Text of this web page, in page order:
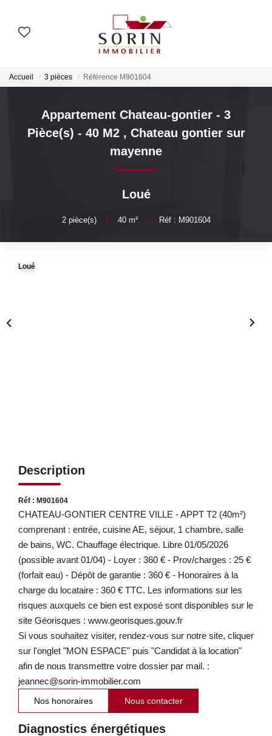
Nos Agences
Notre Histoire
ESTIMER
Accueil 3 pièces Référence M901604
Appartement Chateau-gontier - 3
Pièce(s) - 40 M2 , Chateau gontier sur
mayenne
Loué
2pièce(s) • 40m² • Réf : M901604
Loué
Description
Réf : M901604
CHATEAU-GONTIER CENTRE VILLE - APPT T2 (40m²)
comprenant : entrée, cuisine AE, séjour, 1 chambre, salle
de bains, WC. Chauffage électrique. Libre 01/05/2026
(possible avant 01/04) - Loyer : 360 € - Prov/charges : 25 €
(forfait eau) - Dépôt de garantie : 360 € - Honoraires à la
charge du locataire : 360 € TTC. Les informations sur les
risques auxquels ce bien est exposé sont disponibles sur le
site Géorisques : www.georisques.gouv.fr
Si vous souhaitez visiter, rendez-vous sur notre site, cliquer
sur l'onglet "MON ESPACE" puis "Candidat à la location"
afin de nous transmettre votre dossier par mail. :
jeannec@sorin-immobilier.com
Nos honoraires Nous contacter
Diagnostics énergétiques